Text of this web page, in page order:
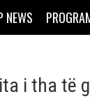
NEWS
i tha të